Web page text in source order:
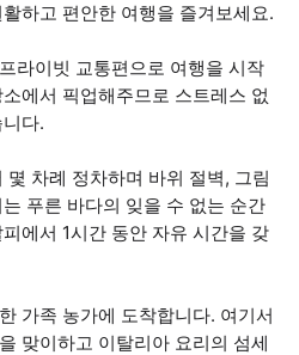
하고 편안한 여행을 즐겨보세요.
라이빗 교통편으로 여행을 시작
에서 픽업해주므로 스트레스 없
다.
차례 정차하며 바위 절벽, 그림
푸른 바다의 잊을 수 없는 순간
에서 1시간 동안 자유 시간을 갖
가족 농가에 도착합니다. 여기서
맞이하고 이탈리아 요리의 섬세